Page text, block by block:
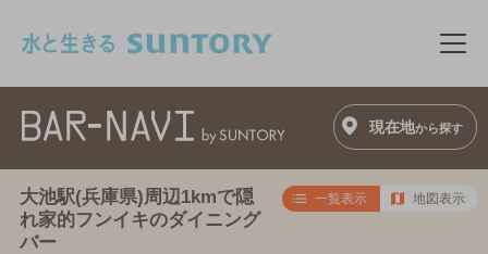
メ
現在地から探す
大池駅(兵庫県)周辺1kmで隠
れ家的フンイキのダイニング
バー
一覧表示 地図表示